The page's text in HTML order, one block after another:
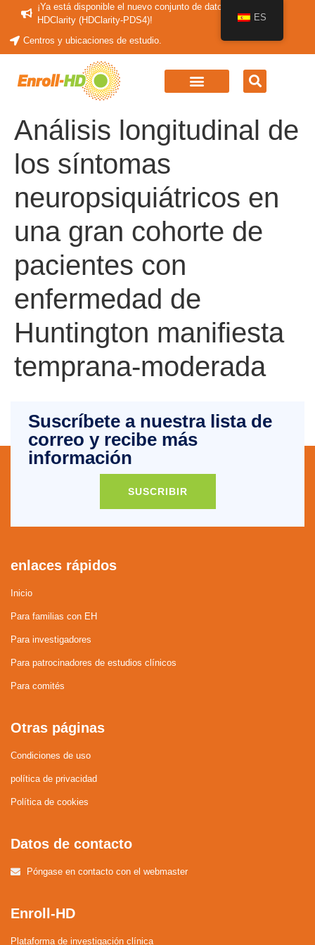
¡Ya está disponible el nuevo conjunto de datos periódicos
HDClarity (HDClarity-PDS4)!
Centros y ubicaciones de estudio.
Análisis longitudinal de
los síntomas
neuropsiquiátricos en
una gran cohorte de
pacientes con
enfermedad de
Huntington manifiesta
temprana-moderada
Suscríbete a nuestra lista de
correo y recibe más
información
SUSCRIBIR
enlaces rápidos
Inicio
Para familias con EH
Para investigadores
Para patrocinadores de estudios clínicos
Para comités
Otras páginas
Condiciones de uso
política de privacidad
Política de cookies
Datos de contacto
Póngase en contacto con el webmaster
Enroll-HD
Plataforma de investigación clínica
ES